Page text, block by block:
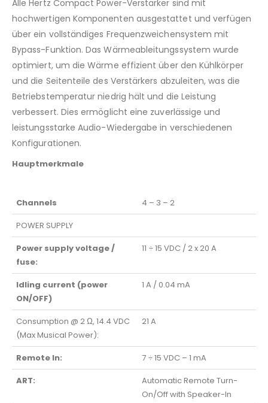
Alle Hertz Compact Power-Verstärker sind mit
hochwertigen Komponenten ausgestattet und verfügen
über ein vollständiges Frequenzweichensystem mit
Bypass-Funktion. Das Wärmeableitungssystem wurde
optimiert, um die Wärme effizient über den Kühlkörper
und die Seitenteile des Verstärkers abzuleiten, was die
Betriebstemperatur niedrig hält und die Leistung
verbessert. Dies ermöglicht eine zuverlässige und
leistungsstarke Audio-Wiedergabe in verschiedenen
Konfigurationen.
Hauptmerkmale
Channels
4 – 3 – 2
POWER SUPPLY
Power supply voltage /
fuse:
11 ÷ 15 VDC / 2 x 20 A
Idling current (power
ON/OFF)
1 A / 0.04 mA
Consumption @ 2 Ω, 14.4 VDC
(Max Musical Power):
21 A
Remote In:
7 ÷ 15 VDC – 1 mA
ART:
Automatic Remote Turn-
On/Off with Speaker-In